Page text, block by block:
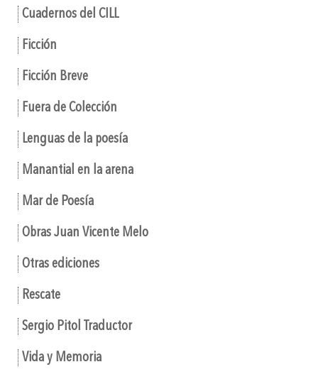
Cuadernos del CILL
Ficción
Ficción Breve
Fuera de Colección
Lenguas de la poesía
Manantial en la arena
Mar de Poesía
Obras Juan Vicente Melo
Otras ediciones
Rescate
Sergio Pitol Traductor
Vida y Memoria